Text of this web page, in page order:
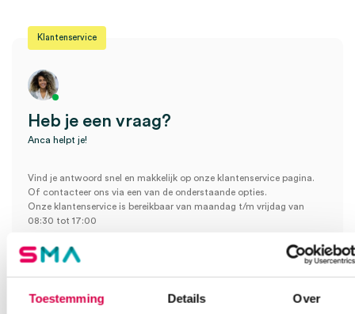
Toestemming Details Over
Klantenservice
Heb je een vraag?
Anca helpt je!
Vind je antwoord snel en makkelijk op onze klantenservice pagina.
Of contacteer ons via een van de onderstaande opties.
Onze klantenservice is bereikbaar van maandag t/m vrijdag van
08:30 tot 17:00
Bel Anca